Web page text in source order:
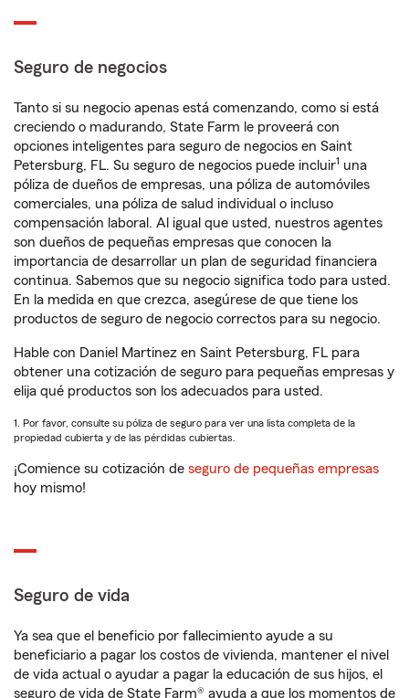
Seguro de negocios
Tanto si su negocio apenas está comenzando, como si está
creciendo o madurando, State Farm le proveerá con
opciones inteligentes para seguro de negocios en Saint
Petersburg, FL. Su seguro de negocios puede incluir1 una
póliza de dueños de empresas, una póliza de automóviles
comerciales, una póliza de salud individual o incluso
compensación laboral. Al igual que usted, nuestros agentes
son dueños de pequeñas empresas que conocen la
importancia de desarrollar un plan de seguridad financiera
continua. Sabemos que su negocio significa todo para usted.
En la medida en que crezca, asegúrese de que tiene los
productos de seguro de negocio correctos para su negocio.
Hable con Daniel Martinez en Saint Petersburg, FL para
obtener una cotización de seguro para pequeñas empresas y
elija qué productos son los adecuados para usted.
1. Por favor, consulte su póliza de seguro para ver una lista completa de la
propiedad cubierta y de las pérdidas cubiertas.
¡Comience su cotización de seguro de pequeñas empresas
hoy mismo!
Seguro de vida
Ya sea que el beneficio por fallecimiento ayude a su
beneficiario a pagar los costos de vivienda, mantener el nivel
de vida actual o ayudar a pagar la educación de sus hijos, el
seguro de vida de State Farm® ayuda a que los momentos de